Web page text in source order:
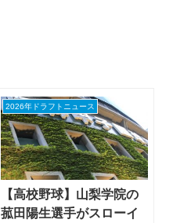
2026年ドラフトニュース
【高校野球】山梨学院の
菰田陽生選手がスローイ